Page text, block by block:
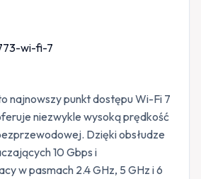
najnowszy punkt dostępu Wi-Fi 7
niezwykle wysoką prędkość
Dzięki obsłudze
10 Gbps i
w pasmach 2.4 GHz, 5 GHz i 6